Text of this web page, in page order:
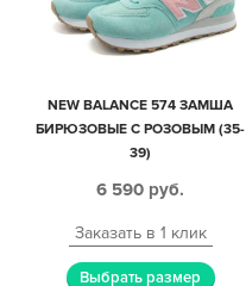
NEW BALANCE 574 ЗАМША
БИРЮЗОВЫЕ С РОЗОВЫМ (35-
39)
6 590 руб.
Заказать в 1 клик
Выбрать размер